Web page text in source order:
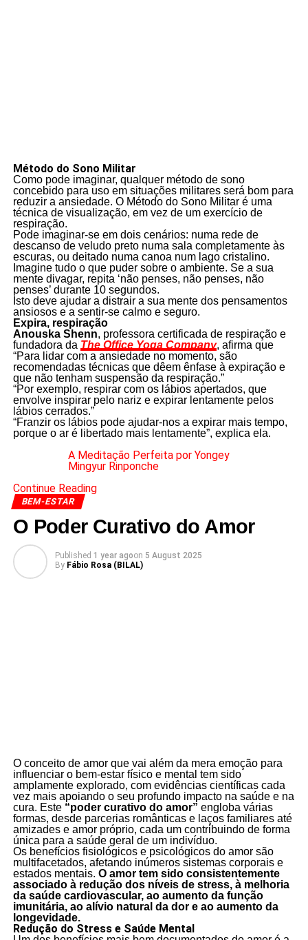
Método do Sono Militar
Como pode imaginar, qualquer método de sono
concebido para uso em situações militares será bom para
reduzir a ansiedade. O Método do Sono Militar é uma
técnica de visualização, em vez de um exercício de
respiração.
Pode imaginar-se em dois cenários: numa rede de
descanso de veludo preto numa sala completamente às
escuras, ou deitado numa canoa num lago cristalino.
Imagine tudo o que puder sobre o ambiente. Se a sua
mente divagar, repita ‘não penses, não penses, não
penses’ durante 10 segundos.
Isto deve ajudar a distrair a sua mente dos pensamentos
ansiosos e a sentir-se calmo e seguro.
Expira, respiração
Anouska Shenn, professora certificada de respiração e
fundadora da The Office Yoga Company, afirma que
“Para lidar com a ansiedade no momento, são
recomendadas técnicas que dêem ênfase à expiração e
que não tenham suspensão da respiração.”
“Por exemplo, respirar com os lábios apertados, que
envolve inspirar pelo nariz e expirar lentamente pelos
lábios cerrados.”
“Franzir os lábios pode ajudar-nos a expirar mais tempo,
porque o ar é libertado mais lentamente”, explica ela.
A Meditação Perfeita por Yongey
Mingyur Rinponche
Continue Reading
BEM-ESTAR
O Poder Curativo do Amor
Published 1 year agoon 5 August 2025
By Fábio Rosa (BILAL)
O conceito de amor que vai além da mera emoção para
influenciar o bem-estar físico e mental tem sido
amplamente explorado, com evidências científicas cada
vez mais apoiando o seu profundo impacto na saúde e na
cura. Este “poder curativo do amor” engloba várias
formas, desde parcerias românticas e laços familiares até
amizades e amor próprio, cada um contribuindo de forma
única para a saúde geral de um indivíduo.
Os benefícios fisiológicos e psicológicos do amor são
multifacetados, afetando inúmeros sistemas corporais e
estados mentais. O amor tem sido consistentemente
associado à redução dos níveis de stress, à melhoria
da saúde cardiovascular, ao aumento da função
imunitária, ao alívio natural da dor e ao aumento da
longevidade.
Redução do Stress e Saúde Mental